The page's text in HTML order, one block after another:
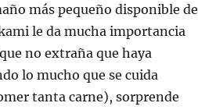
más pequeño disponible de
le da mucha importancia
no extraña que haya
lo mucho que se cuida
tanta carne), sorprende